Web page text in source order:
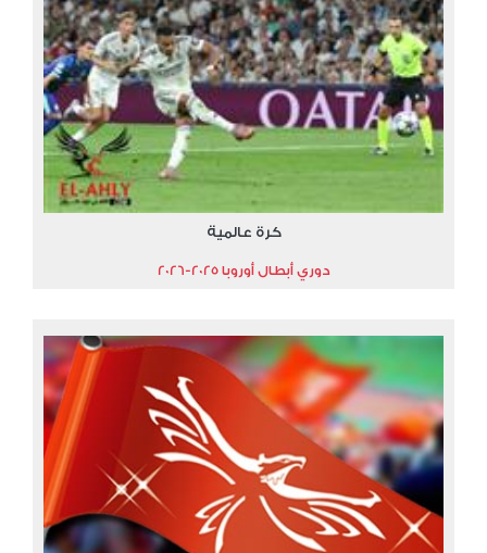
كرة عالمية
دوري أبطال أوروبا 2025-2026